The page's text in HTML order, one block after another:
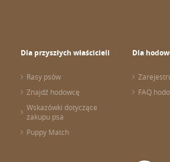
Dla przyszłych właścicieli
Rasy psów
Znajdź hodowcę
Wskazówki dotyczące
zakupu psa
Puppy Match
Dla
FAQ